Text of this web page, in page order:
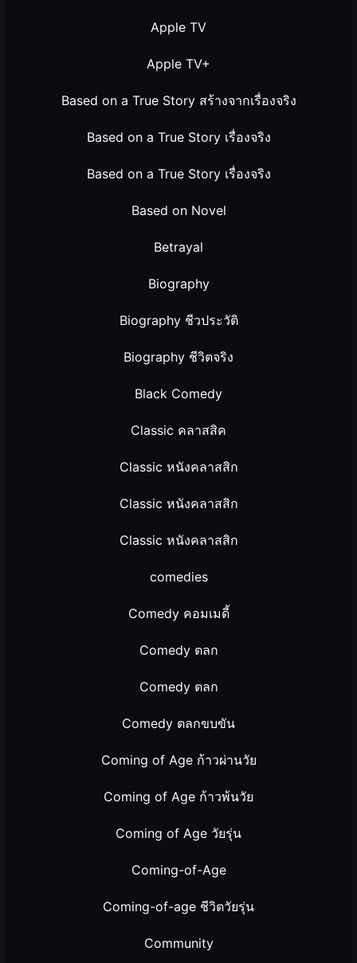
Apple TV
Apple TV+
Based on a True Story สร้างจากเรื่องจริง
Based on a True Story เรื่องจริง
Based on a True Story เรื่องจริง
Based on Novel
Betrayal
Biography
Biography ชีวประวัติ
Biography ชีวิตจริง
Black Comedy
Classic คลาสสิค
Classic หนังคลาสสิก
Classic หนังคลาสสิก
Classic หนังคลาสสิก
comedies
Comedy คอมเมดี้
Comedy ตลก
Comedy ตลก
Comedy ตลกขบขัน
Coming of Age ก้าวผ่านวัย
Coming of Age ก้าวพ้นวัย
Coming of Age วัยรุ่น
Coming-of-Age
Coming-of-age ชีวิตวัยรุ่น
Community